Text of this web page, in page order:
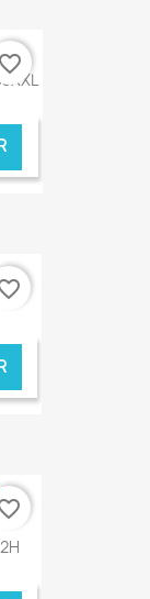
favorite_border